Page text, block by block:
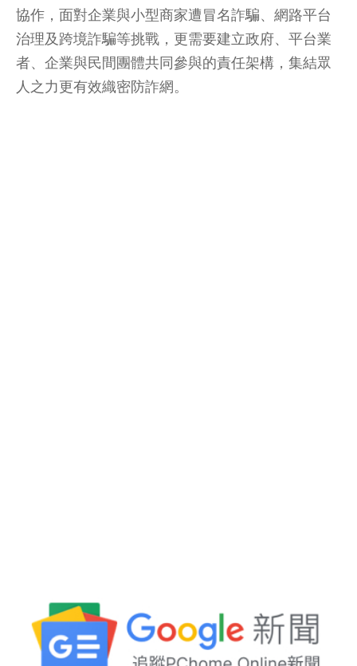
協作，面對企業與小型商家遭冒名詐騙、網路平台
治理及跨境詐騙等挑戰，更需要建立政府、平台業
者、企業與民間團體共同參與的責任架構，集結眾
人之力更有效織密防詐網。